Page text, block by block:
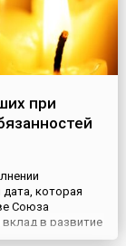
при
которая
Союза
в развитие
была и